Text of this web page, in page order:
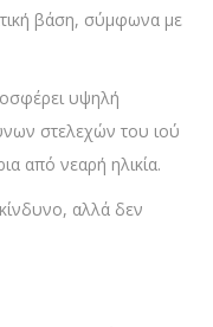
βάση, σύμφωνα με
υψηλή
στελεχών του ιού
από νεαρή ηλικία.
αλλά δεν